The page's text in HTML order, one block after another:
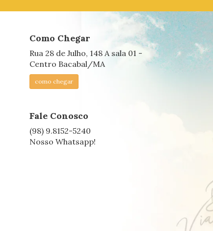
Como Chegar
Rua 28 de Julho, 148 A sala 01 -
Centro Bacabal/MA
como chegar
Fale Conosco
(98) 9.8152-5240
Nosso Whatsapp!